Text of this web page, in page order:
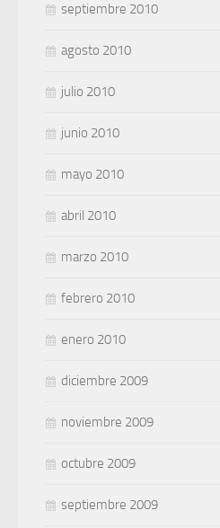
septiembre 2010
agosto 2010
julio 2010
junio 2010
mayo 2010
abril 2010
marzo 2010
febrero 2010
enero 2010
diciembre 2009
noviembre 2009
octubre 2009
septiembre 2009